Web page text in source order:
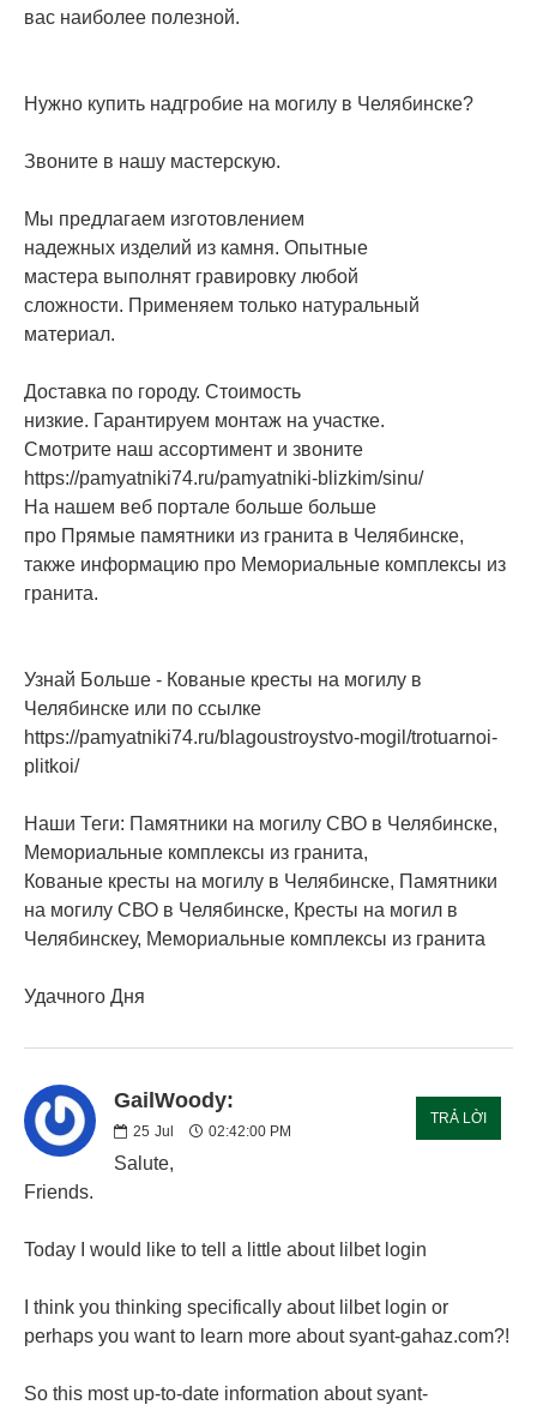
вас наиболее полезной.
Нужно купить надгробие на могилу в Челябинске?
Звоните в нашу мастерскую.
Мы предлагаем изготовлением
надежных изделий из камня. Опытные
мастера выполнят гравировку любой
сложности. Применяем только натуральный
материал.
Доставка по городу. Стоимость
низкие. Гарантируем монтаж на участке.
Смотрите наш ассортимент и звоните
https://pamyatniki74.ru/pamyatniki-blizkim/sinu/
На нашем веб портале больше больше
про Прямые памятники из гранита в Челябинске,
также информацию про Мемориальные комплексы из
гранита.
Узнай Больше - Кованые кресты на могилу в
Челябинске или по ссылке
https://pamyatniki74.ru/blagoustroystvo-mogil/trotuarnoi-
plitkoi/
Наши Теги: Памятники на могилу СВО в Челябинске,
Мемориальные комплексы из гранита,
Кованые кресты на могилу в Челябинске, Памятники
на могилу СВО в Челябинске, Кресты на могил в
Челябинскеу, Мемориальные комплексы из гранита
Удачного Дня
GailWoody:
25 Jul 02:42:00 PM
TRẢ LỜI
Salute,
Friends.
Today I would like to tell a little about lilbet login
I think you thinking specifically about lilbet login or
perhaps you want to learn more about syant-gahaz.com?!
So this most up-to-date information about syant-